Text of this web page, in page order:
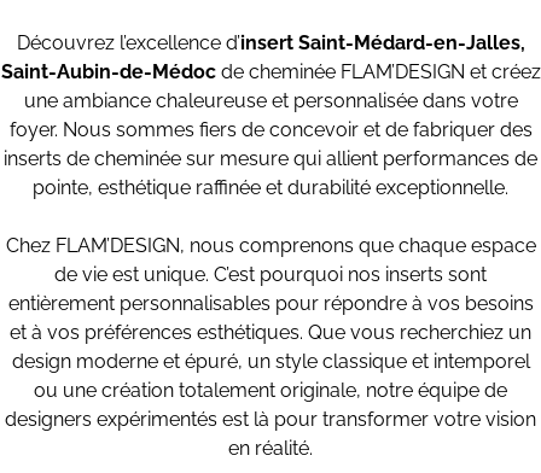
Découvrez l’excellence d’insert Saint-Médard-en-Jalles,
Saint-Aubin-de-Médocde cheminée FLAM’DESIGN et créez
une ambiance chaleureuse et personnalisée dans votre
foyer. Nous sommes fiers de concevoir et de fabriquer des
inserts de cheminée sur mesure qui allient performances de
pointe, esthétique raffinée et durabilité exceptionnelle.
Chez FLAM’DESIGN, nous comprenons que chaque espace
de vie est unique. C’est pourquoi nos inserts sont
entièrement personnalisables pour répondre à vos besoins
et à vos préférences esthétiques. Que vous recherchiez un
design moderne et épuré, un style classique et intemporel
ou une création totalement originale, notre équipe de
designers expérimentés est là pour transformer votre vision
en réalité.